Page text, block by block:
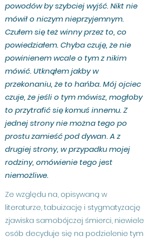
powodów by szybciej wyjść. Nikt nie
mówił o niczym nieprzyjemnym.
Czułem się też winny przez to, co
powiedziałem. Chyba czuję, że nie
powinienem wcale o tym z nikim
mówić. Utknąłem jakby w
przekonaniu, że to hańba. Mój ojciec
czuje, że jeśli o tym mówisz, mogłoby
to przytrafić się komuś innemu. Z
jednej strony nie można tego po
prostu zamieść pod dywan. A z
drugiej strony, w przypadku mojej
rodziny, omówienie tego jest
niemożliwe.
Ze względu na, opisywaną w
literaturze, tabuizację i stygmatyzację
zjawiska samobójczej śmierci, niewiele
osób decyduje się na podzielenie tym